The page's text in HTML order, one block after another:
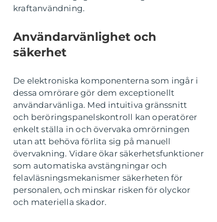
kraftanvändning.
Användarvänlighet och
säkerhet
De elektroniska komponenterna som ingår i
dessa omrörare gör dem exceptionellt
användarvänliga. Med intuitiva gränssnitt
och beröringspanelskontroll kan operatörer
enkelt ställa in och övervaka omrörningen
utan att behöva förlita sig på manuell
övervakning. Vidare ökar säkerhetsfunktioner
som automatiska avstängningar och
felavläsningsmekanismer säkerheten för
personalen, och minskar risken för olyckor
och materiella skador.